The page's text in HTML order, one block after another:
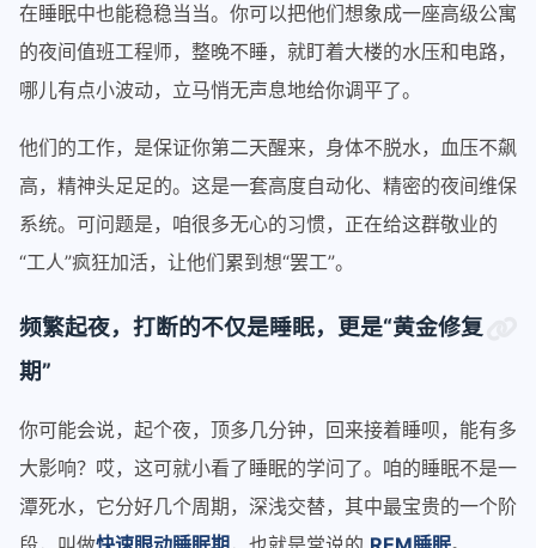
在睡眠中也能稳稳当当。你可以把他们想象成一座高级公寓
的夜间值班工程师，整晚不睡，就盯着大楼的水压和电路，
哪儿有点小波动，立马悄无声息地给你调平了。
他们的工作，是保证你第二天醒来，身体不脱水，血压不飙
高，精神头足足的。这是一套高度自动化、精密的夜间维保
系统。可问题是，咱很多无心的习惯，正在给这群敬业的
“工人”疯狂加活，让他们累到想“罢工”。
频繁起夜，打断的不仅是睡眠，更是“黄金修复
期”
你可能会说，起个夜，顶多几分钟，回来接着睡呗，能有多
大影响？哎，这可就小看了睡眠的学问了。咱的睡眠不是一
潭死水，它分好几个周期，深浅交替，其中最宝贵的一个阶